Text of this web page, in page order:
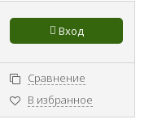
Вход
Сравнение
В избранное